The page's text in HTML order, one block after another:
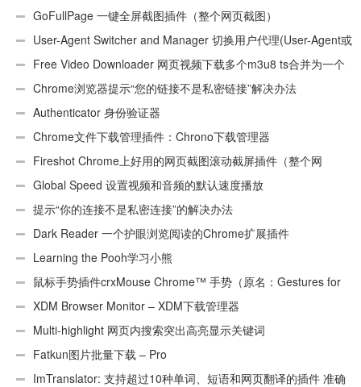
GoFullPage 一键全屏截图插件（整个网页截图）
User-Agent Switcher and Manager 切换用户代理(User-Agent或
UA)Free Video Downloader 网页视频下载多个m3u8 ts合并为一个
ts文件Chrome浏览器提示“您的链接不是私密链接”解决办法
Authenticator 身份验证器
Chrome文件下载管理插件：Chrono下载管理器
Fireshot Chrome上好用的网页截图滚动截屏插件（整个网
页）Global Speed 设置视频和音频的默认速度播放
提示“你的连接不是私密连接”的解决办法
Dark Reader 一个护眼浏览阅读的Chrome扩展插件
Learning the Pooh学习小熊
鼠标手势插件crxMouse Chrome™ 手势（原名：Gestures for
Chrome(TM)汉化版）
XDM Browser Monitor – XDM下载管理器
Multi-highlight 网页内搜索突出高亮显示关键词
Fatkun图片批量下载 – Pro
ImTranslator: 支持超过10种单词、短语和网页翻译的插件 准确